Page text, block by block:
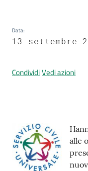
Prenotazione
appuntamenti
A
a
M
Data:
13 settembre
CondividiVedi azioni
Contenuto
alle